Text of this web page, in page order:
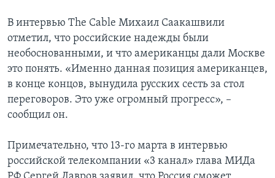
В интервью The Cable Михаил Саакашвили
отметил, что российские надежды были
необоснованными, и что американцы дали Москве
это понять. «Именно данная позиция американцев,
в конце концов, вынудила русских сесть за стол
переговоров. Это уже огромный прогресс», –
сообщил он.
Примечательно, что 13-го марта в интервью
российской телекомпании «3 канал» глава МИДа